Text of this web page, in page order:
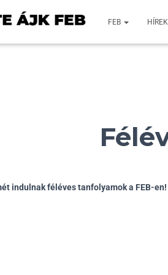
FEB HÍREK
indulnak féléves tanfolyamok a FEB-en!